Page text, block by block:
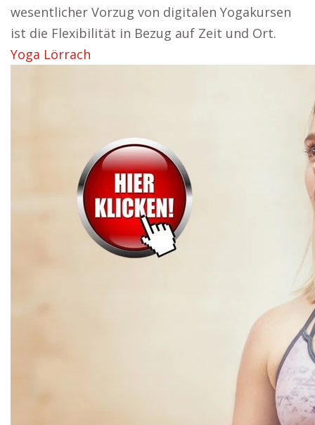
wesentlicher Vorzug von digitalen Yogakursen
ist die Flexibilität in Bezug auf Zeit und Ort.
Yoga Lörrach